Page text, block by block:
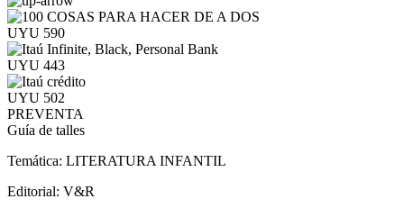
UYU 590
UYU 443
UYU 502
PREVENTA
Guía de talles
Temática: LITERATURA INFANTIL
Editorial: V&R